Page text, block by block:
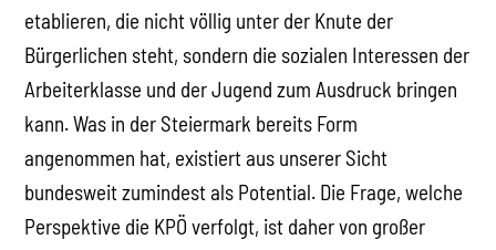
etablieren, die nicht völlig unter der Knute der
Bürgerlichen steht, sondern die sozialen Interessen der
Arbeiterklasse und der Jugend zum Ausdruck bringen
kann. Was in der Steiermark bereits Form
angenommen hat, existiert aus unserer Sicht
bundesweit zumindest als Potential. Die Frage, welche
Perspektive die KPÖ verfolgt, ist daher von großer